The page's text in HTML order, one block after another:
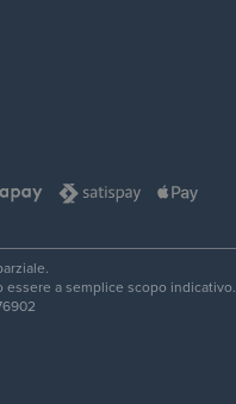
a semplice scopo indicativo.